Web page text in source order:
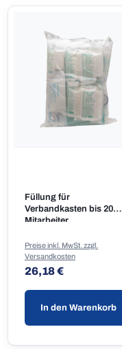
Füllung für
Verbandkasten bis 20
Mitarbeiter
Regulärer Preis:
26,18 €
Preise inkl. MwSt. zzgl.
Versandkosten
In den Warenkorb